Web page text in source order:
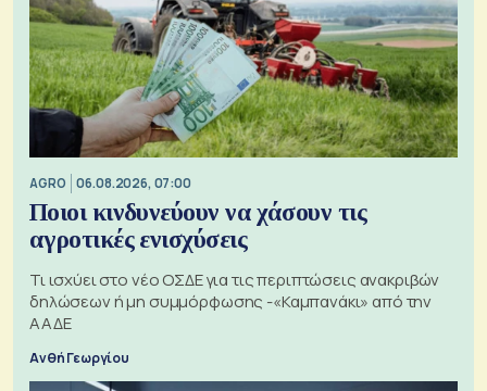
AGRO 06.08.2026, 07:00
Ποιοι κινδυνεύουν να χάσουν τις
αγροτικές ενισχύσεις
Τι ισχύει στο νέο ΟΣΔΕ για τις περιπτώσεις ανακριβών
δηλώσεων ή μη συμμόρφωσης -«Καμπανάκι» από την
ΑΑΔΕ
Ανθή Γεωργίου